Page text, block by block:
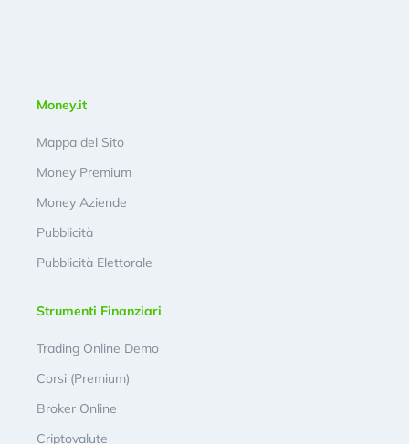
Money.it
Mappa del Sito
Money Premium
Money Aziende
Pubblicità
Pubblicità Elettorale
Strumenti Finanziari
Trading Online Demo
Corsi (Premium)
Broker Online
Criptovalute